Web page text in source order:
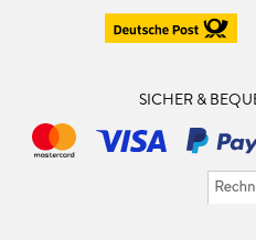
SICHER &